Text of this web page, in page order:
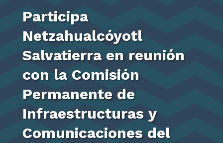
Participa
Netzahualcóyotl
Salvatierra en reunión
con la Comisión
Permanente de
Infraestructuras y
Comunicaciones del